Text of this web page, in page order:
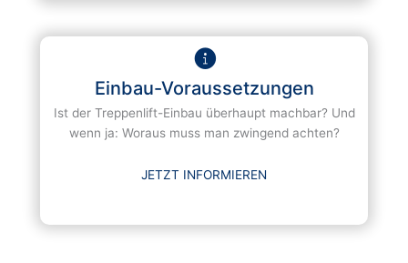
Einbau-Voraussetzungen
Ist der Treppenlift-Einbau überhaupt machbar? Und
wenn ja: Woraus muss man zwingend achten?
JETZT INFORMIEREN